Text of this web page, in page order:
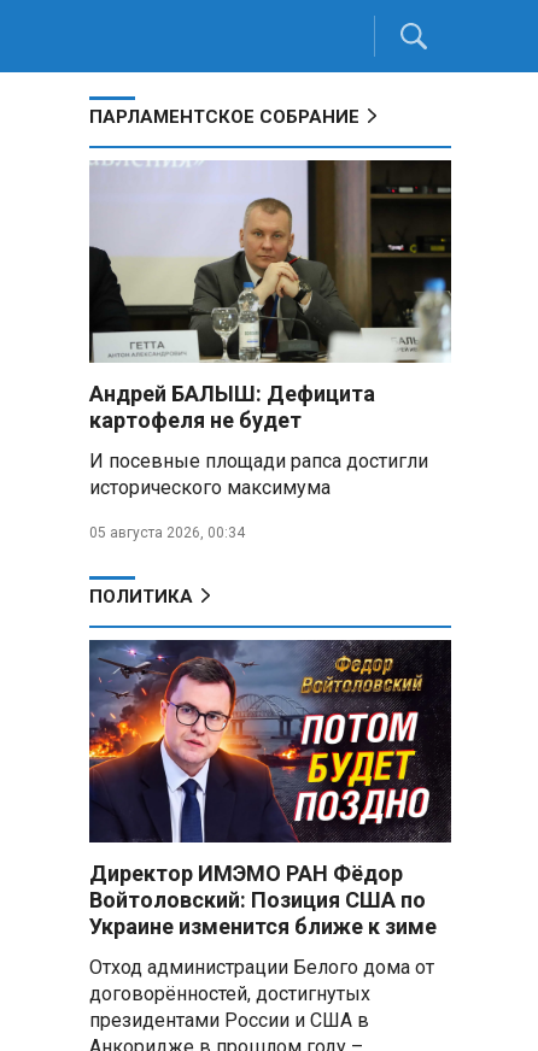
ПАРЛАМЕНТСКОЕ СОБРАНИЕ
Андрей БАЛЫШ: Дефицита
картофеля не будет
И посевные площади рапса достигли
исторического максимума
05 августа 2026, 00:34
ПОЛИТИКА
Директор ИМЭМО РАН Фёдор
Войтоловский: Позиция США по
Украине изменится ближе к зиме
Отход администрации Белого дома от
договорённостей, достигнутых
президентами России и США в